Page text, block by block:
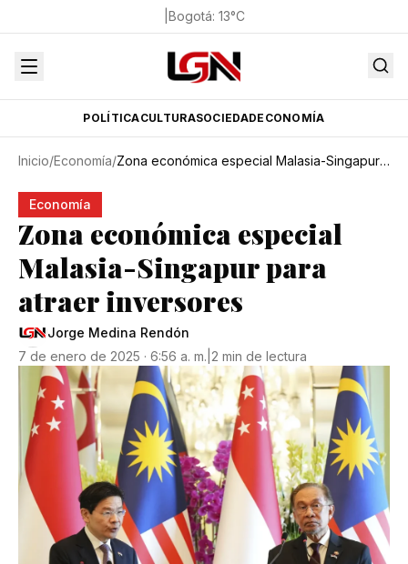
Bogotá: 13°C
POLÍTICACULTURASOCIEDADECONOMÍA
Inicio/Economía/ Zona económica especial Malasia-Singapur para atraer inversores
Economía
Zona económica especial
Malasia-Singapur para
atraer inversores
Jorge Medina Rendón
7 de enero de 2025 · 6:56 a. m. 2 min de lectura